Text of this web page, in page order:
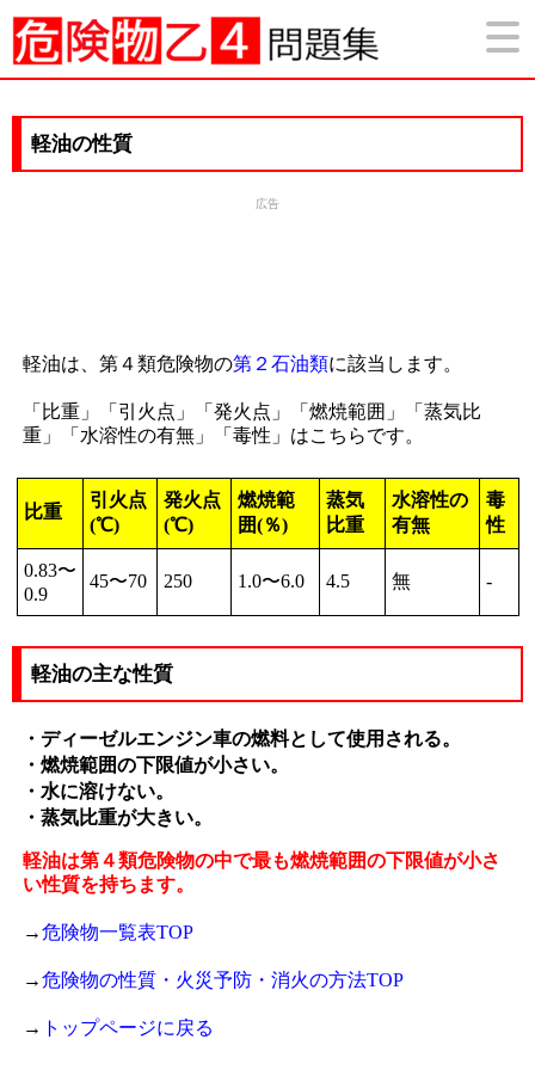
軽油の性質
広告
軽油は、第４類危険物の第２石油類に該当します。
「比重」「引火点」「発火点」「燃焼範囲」「蒸気比
重」「水溶性の有無」「毒性」はこちらです。
比重
引火点
(℃)
発火点
(℃)
燃焼範
囲(％)
蒸気
比重
水溶性の
有無
毒
性
0.83〜
0.9
45〜70 250 1.0〜6.0 4.5 無 -
軽油の主な性質
・ディーゼルエンジン車の燃料として使用される。
・燃焼範囲の下限値が小さい。
・水に溶けない。
・蒸気比重が大きい。
軽油は第４類危険物の中で最も燃焼範囲の下限値が小さ
い性質を持ちます。
→危険物一覧表TOP
→危険物の性質・火災予防・消火の方法TOP
→ トップページに戻る